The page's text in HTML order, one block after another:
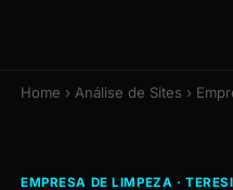
Home › Análise de Sites ›
EMPRESA DE LIMPEZA ·